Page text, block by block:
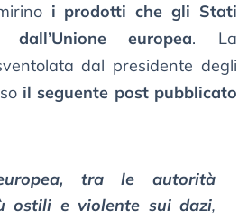
i prodotti che gli Stati
europea. La
dal presidente degli
il seguente post pubblicato
europea, tra le autorità
ostili e violente sui dazi,